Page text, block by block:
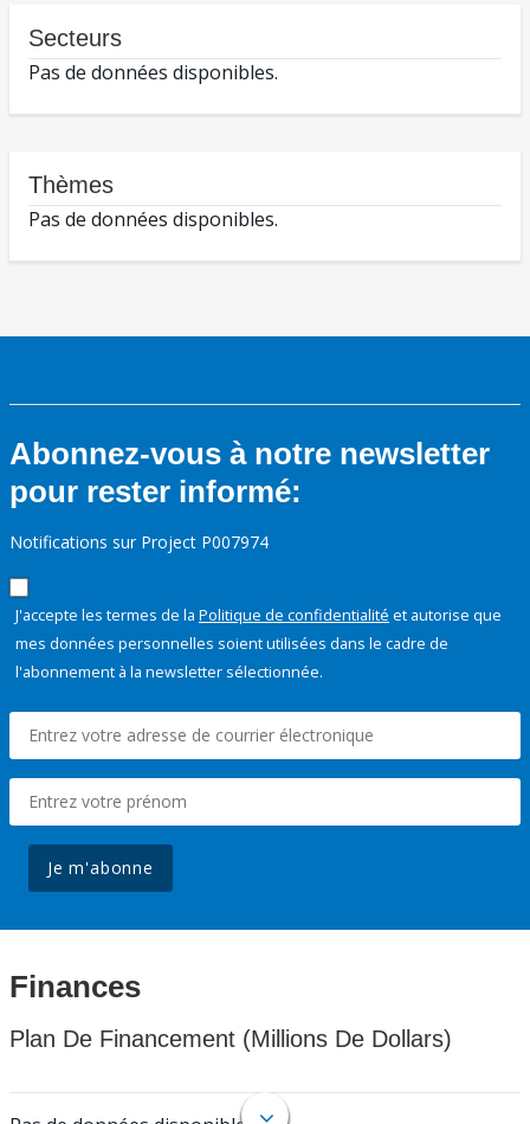
Secteurs
Pas de données disponibles.
Thèmes
Pas de données disponibles.
Abonnez-vous à notre newsletter
pour rester informé:
Notifications sur Project P007974
J'accepte les termes de la Politique de confidentialité et autorise que
mes données personnelles soient utilisées dans le cadre de
l'abonnement à la newsletter sélectionnée.
Je m'abonne
Finances
Plan De Financement (Millions De Dollars)